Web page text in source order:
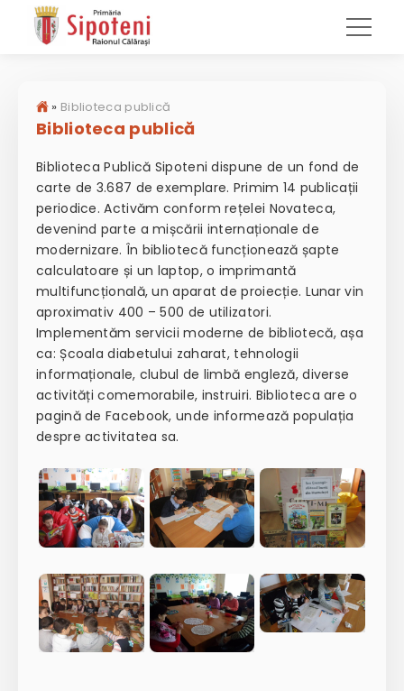
» Biblioteca publică
Biblioteca publică
Biblioteca Publică Sipoteni dispune de un fond de
carte de 3.687 de exemplare. Primim 14 publicații
periodice. Activăm conform rețelei Novateca,
devenind parte a mișcării internaționale de
modernizare. În bibliotecă funcționează șapte
calculatoare și un laptop, o imprimantă
multifuncțională, un aparat de proiecție. Lunar vin
aproximativ 400 – 500 de utilizatori.
Implementăm servicii moderne de bibliotecă, așa
ca: Școala diabetului zaharat, tehnologii
informaționale, clubul de limbă engleză, diverse
activități comemorabile, instruiri. Biblioteca are o
pagină de Facebook, unde informează populația
despre activitatea sa.